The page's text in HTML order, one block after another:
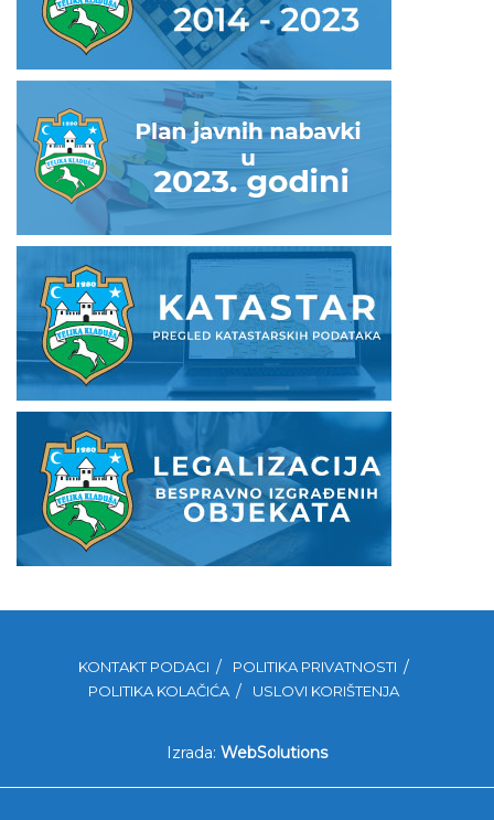
KONTAKT PODACI
POLITIKA PRIVATNOSTI
POLITIKA KOLAČIĆA
USLOVI KORIŠTENJA
Izrada: WebSolutions